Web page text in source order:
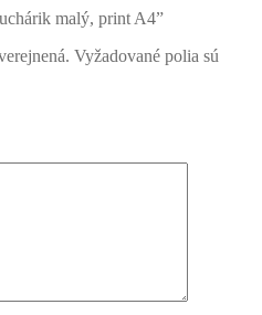
malý, print A4”
Vyžadované polia sú